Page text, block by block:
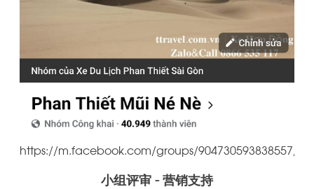
https://m.facebook.com/groups/904730593838557/
小组评审 - 营销支持